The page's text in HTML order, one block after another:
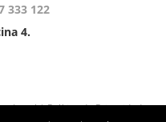
333 122
4.
Legal|Política de Privacidad